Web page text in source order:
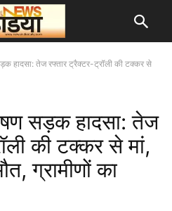
हादसा: तेज रफ्तार ट्रैक्टर-ट्रॉली की टक्कर से
सड़क हादसा: तेज
की टक्कर से मां,
ग्रामीणों का